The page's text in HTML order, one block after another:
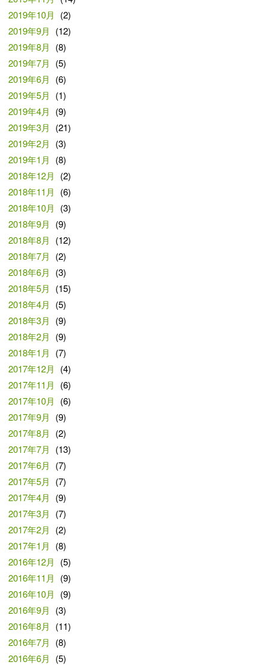
2019年10月
(2)
2019年9月
(12)
2019年8月
(8)
2019年7月
(5)
2019年6月
(6)
2019年5月
(1)
2019年4月
(9)
2019年3月
(21)
2019年2月
(3)
2019年1月
(8)
2018年12月
(2)
2018年11月
(6)
2018年10月
(3)
2018年9月
(9)
2018年8月
(12)
2018年7月
(2)
2018年6月
(3)
2018年5月
(15)
2018年4月
(5)
2018年3月
(9)
2018年2月
(9)
2018年1月
(7)
2017年12月
(4)
2017年11月
(6)
2017年10月
(6)
2017年9月
(9)
2017年8月
(2)
2017年7月
(13)
2017年6月
(7)
2017年5月
(7)
2017年4月
(9)
2017年3月
(7)
2017年2月
(2)
2017年1月
(8)
2016年12月
(5)
2016年11月
(9)
2016年10月
(9)
2016年9月
(3)
2016年8月
(11)
2016年7月
(8)
2016年6月
(5)